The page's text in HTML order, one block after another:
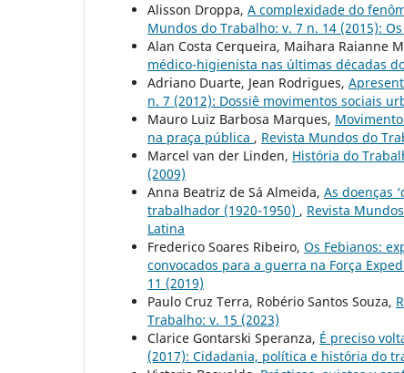
Alisson Droppa, A complexidade do
Mundos do Trabalho: v. 7 n. 14 (2015):
Alan Costa Cerqueira, Maihara Raianne
médico-higienista nas últimas décadas
Adriano Duarte, Jean Rodrigues,
n. 7 (2012): Dossiê movimentos sociais
Mauro Luiz Barbosa Marques,
na praça pública , Revista Mundos do
Marcel van der Linden, História do
(2009)
Anna Beatriz de Sá Almeida, As doenças
trabalhador (1920-1950) , Revista
Latina
Frederico Soares Ribeiro, Os Febianos:
convocados para a guerra na Força
11 (2019)
Paulo Cruz Terra, Robério Santos Souza,
Trabalho: v. 15 (2023)
Clarice Gontarski Speranza, É preciso
(2017): Cidadania, política e história do